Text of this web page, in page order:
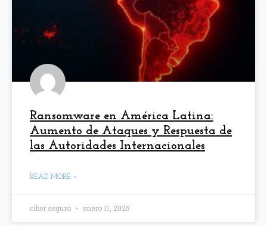
Ransomware en América Latina:
Aumento de Ataques y Respuesta de
las Autoridades Internacionales
READ MORE »
ciber seguro enero 11, 2025